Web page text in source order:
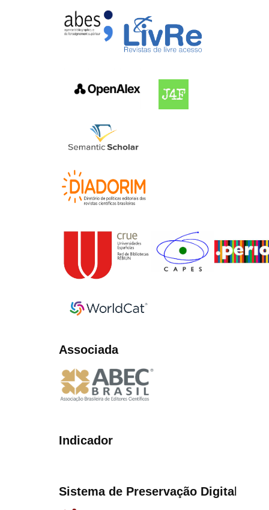
Associada
Indicador
Sistema de Preservação Digital